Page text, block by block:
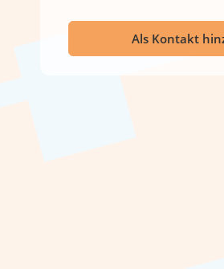
Als Kontakt